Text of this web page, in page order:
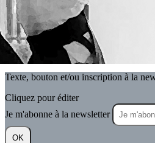
?>
Images de la page d'accueil
Cliquez pour éditer
Texte, bouton et/ou inscription à la
Cliquez pour éditer
Je m'abonne à la newsletter
OK